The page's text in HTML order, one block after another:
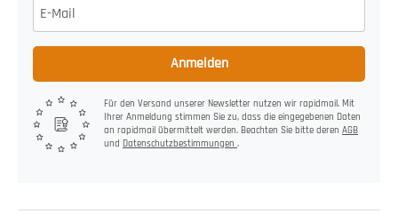
Anmelden
Für den Versand unserer Newsletter nutzen wir rapidmail. Mit
Ihrer Anmeldung stimmen Sie zu, dass die eingegebenen Daten
an rapidmail übermittelt werden. Beachten Sie bitte deren AGB
und Datenschutzbestimmungen .